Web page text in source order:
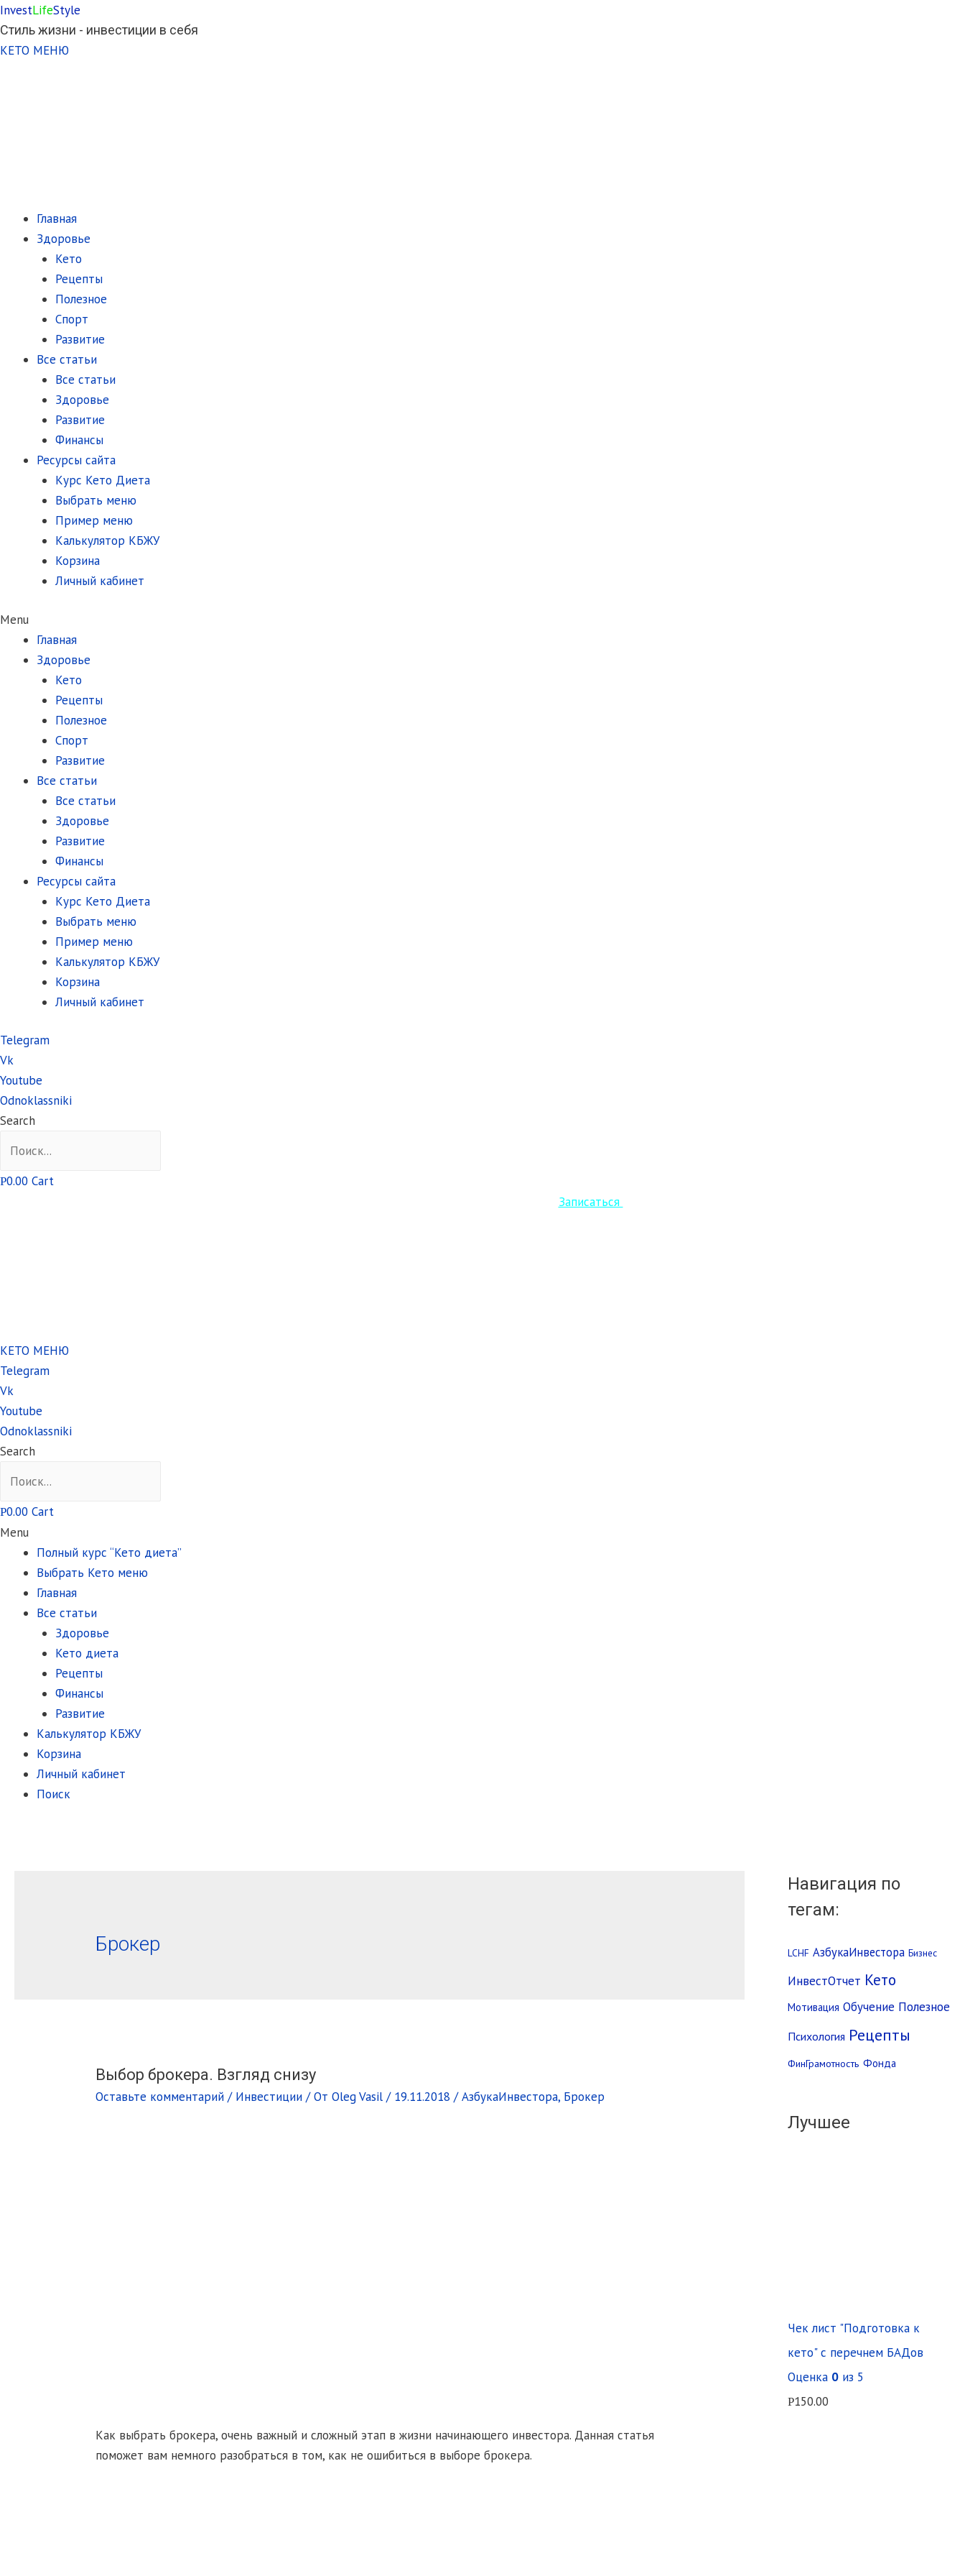
InvestLifeStyle
Стиль жизни - инвестиции в себя
КЕТО МЕНЮ
Главная
Здоровье
Кето
Рецепты
Полезное
Спорт
Развитие
Все статьи
Все статьи
Здоровье
Развитие
Финансы
Ресурсы сайта
Курс Кето Диета
Выбрать меню
Пример меню
Калькулятор КБЖУ
Корзина
Личный кабинет
Menu
Главная
Здоровье
Кето
Рецепты
Полезное
Спорт
Развитие
Все статьи
Все статьи
Здоровье
Развитие
Финансы
Ресурсы сайта
Курс Кето Диета
Выбрать меню
Пример меню
Калькулятор КБЖУ
Корзина
Личный кабинет
Telegram
Vk
Youtube
Odnoklassniki
Search
Р0.00 Cart
Записаться
КЕТО МЕНЮ
Telegram
Vk
Youtube
Odnoklassniki
Search
Р0.00 Cart
Menu
Полный курс “Кето диета”
Выбрать Кето меню
Главная
Все статьи
Здоровье
Кето диета
Рецепты
Финансы
Развитие
Калькулятор КБЖУ
Корзина
Личный кабинет
Поиск
Брокер
Выбор брокера. Взгляд снизу
Оставьте комментарий / Инвестиции / ОтOleg Vasil / 19.11.2018 /АзбукаИнвестора, Брокер
Как выбрать брокера, очень важный и сложный этап в жизни начинающего инвестора. Данная статья
поможет вам немного разобраться в том, как не ошибиться в выборе брокера.
Навигация по
тегам:
LCHF АзбукаИнвестора Бизнес
ИнвестОтчет Кето
Мотивация Обучение Полезное
Психология Рецепты
ФинГрамотность Фонда
Лучшее
Чек лист "Подготовка к
кето" с перечнем БАДов
Оценка 0 из 5
Р150.00